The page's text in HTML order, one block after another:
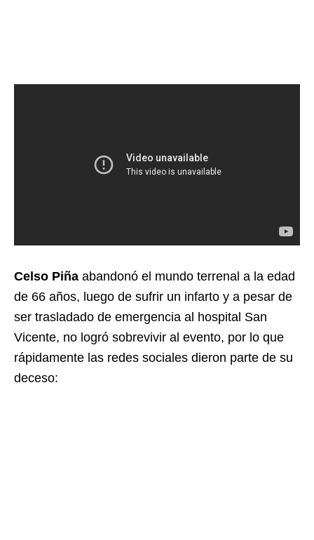
Celso Piña abandonó el mundo terrenal a la edad
de 66 años, luego de sufrir un infarto y a pesar de
ser trasladado de emergencia al hospital San
Vicente, no logró sobrevivir al evento, por lo que
rápidamente las redes sociales dieron parte de su
deceso: